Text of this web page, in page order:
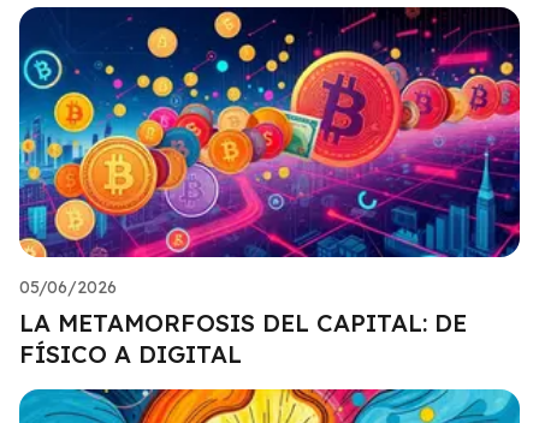
05/06/2026
LA METAMORFOSIS DEL CAPITAL: DE
FÍSICO A DIGITAL